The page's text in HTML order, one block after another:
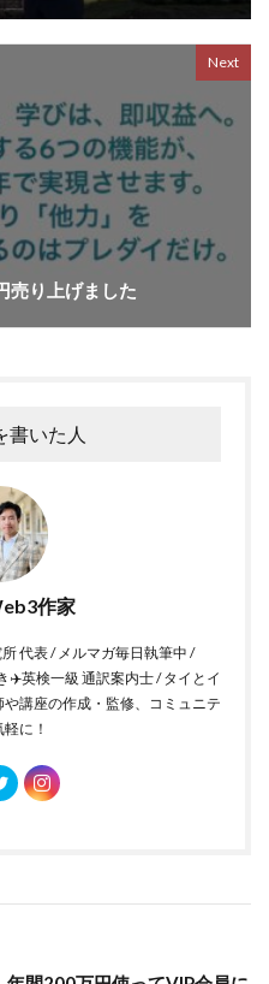
Next
売り上げました
書いた人
作家
代表 / メルマガ毎日執筆中 /
✈️英検一級 通訳案内士 / タイとイ
講座の作成・監修、コミュニテ
に！